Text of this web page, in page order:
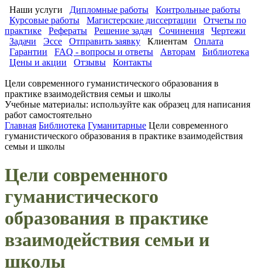
Наши услуги Дипломные работы
Контрольные работы
Курсовые работы
Магистерские диссертации
Отчеты по
практике
Рефераты Решение задач Сочинения
Чертежи
Задачи
Эссе Отправить заявку Клиентам
Оплата
Гарантии
FAQ - вопросы и ответы Авторам
Библиотека
Цены и акции
Отзывы Контакты
Цели современного гуманистического образования в
практике взаимодействия семьи и школы
Учебные материалы: используйте как образец для написания
работ самостоятельно
Главная Библиотека Гуманитарные Цели современного
гуманистического образования в практике взаимодействия
семьи и школы
Цели современного
гуманистического
образования в практике
взаимодействия семьи и
школы